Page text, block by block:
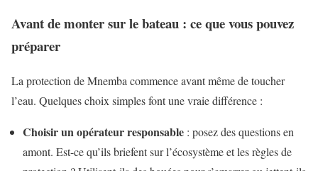
Avant de monter sur le bateau : ce que vous pouvez
préparer
La protection de Mnemba commence avant même de toucher
l’eau. Quelques choix simples font une vraie différence :
Choisir un opérateur responsable : posez des questions en
amont. Est-ce qu’ils briefent sur l’écosystème et les règles de